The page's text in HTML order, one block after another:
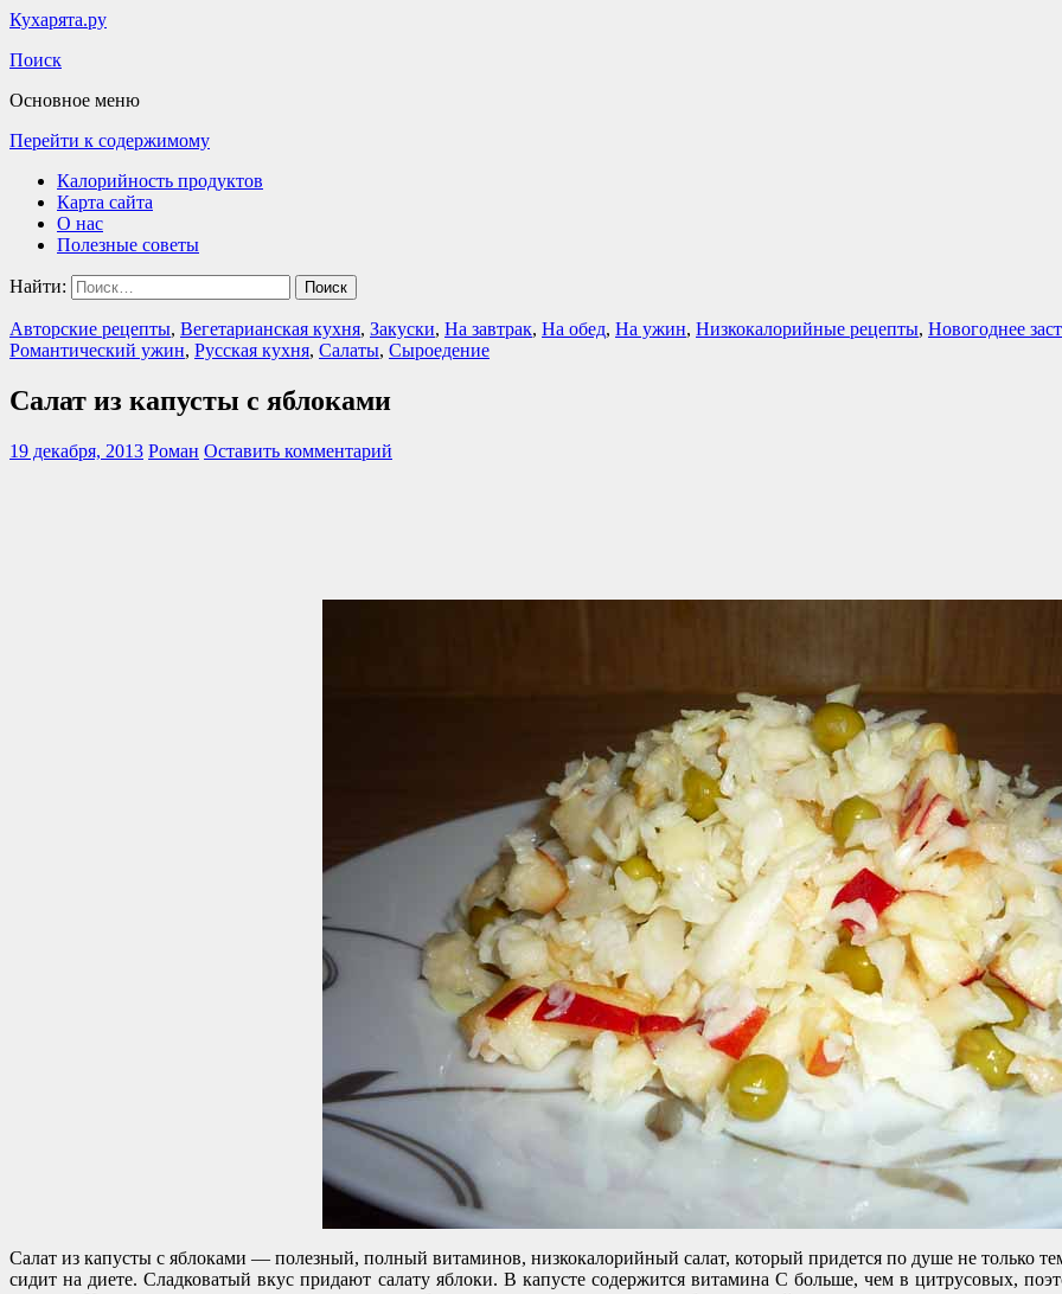
Кухарята.ру
Поиск
Основное меню
Перейти к содержимому
Калорийность продуктов
Карта сайта
О нас
Полезные советы
Найти:
Авторские рецепты, Вегетарианская кухня, Закуски, На завтрак, На обед, На ужин, Низкокалорийные рецепты, Новогоднее
Романтический ужин, Русская кухня, Салаты, Сыроедение
Салат из капусты с яблоками
19 декабря, 2013 Роман Оставить комментарий
Салат из капусты с яблоками — полезный, полный витаминов, низкокалорийный салат, который придется по душе не только
сидит на диете. Сладковатый вкус придают салату яблоки. В капусте содержится витамина С больше, чем в цитрусовых,